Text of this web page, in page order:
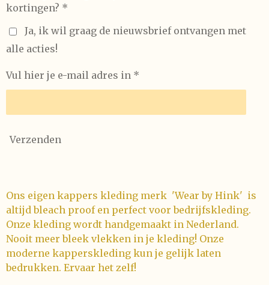
kortingen? *
Ja, ik wil graag de nieuwsbrief ontvangen met
alle acties!
Vul hier je e-mail adres in *
Verzenden
Ons eigen kappers kleding merk 'Wear by Hink' is
altijd bleach proof en perfect voor bedrijfskleding.
Onze kleding wordt handgemaakt in Nederland.
Nooit meer bleek vlekken in je kleding! Onze
moderne kapperskleding kun je gelijk laten
bedrukken. Ervaar het zelf!